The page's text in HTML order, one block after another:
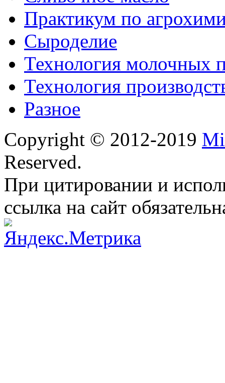
Практикум по
Сыроделие
Технология молочных
Технология
Разное
Copyright © 2012-2019
Reserved.
При цитировании и
ссылка на сайт